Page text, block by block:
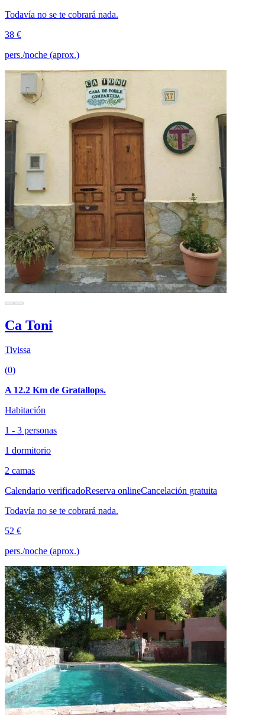
Todavía no se te cobrará nada.
38 €
pers./noche (aprox.)
Ca Toni
Tivissa
(0)
A 12.2 Km de Gratallops.
Habitación
1 - 3 personas
1 dormitorio
2 camas
Calendario verificadoReserva onlineCancelación gratuita
Todavía no se te cobrará nada.
52 €
pers./noche (aprox.)